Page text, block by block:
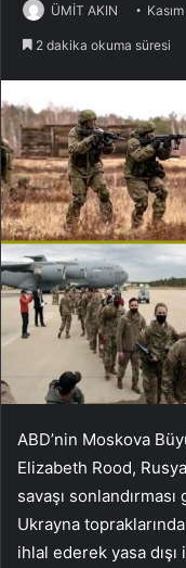
ÜMİT AKIN
2 dakika okuma süresi
ABD’nin Moskova
Elizabeth Rood,
savaşı
Ukrayna
ihlal ederek yasa